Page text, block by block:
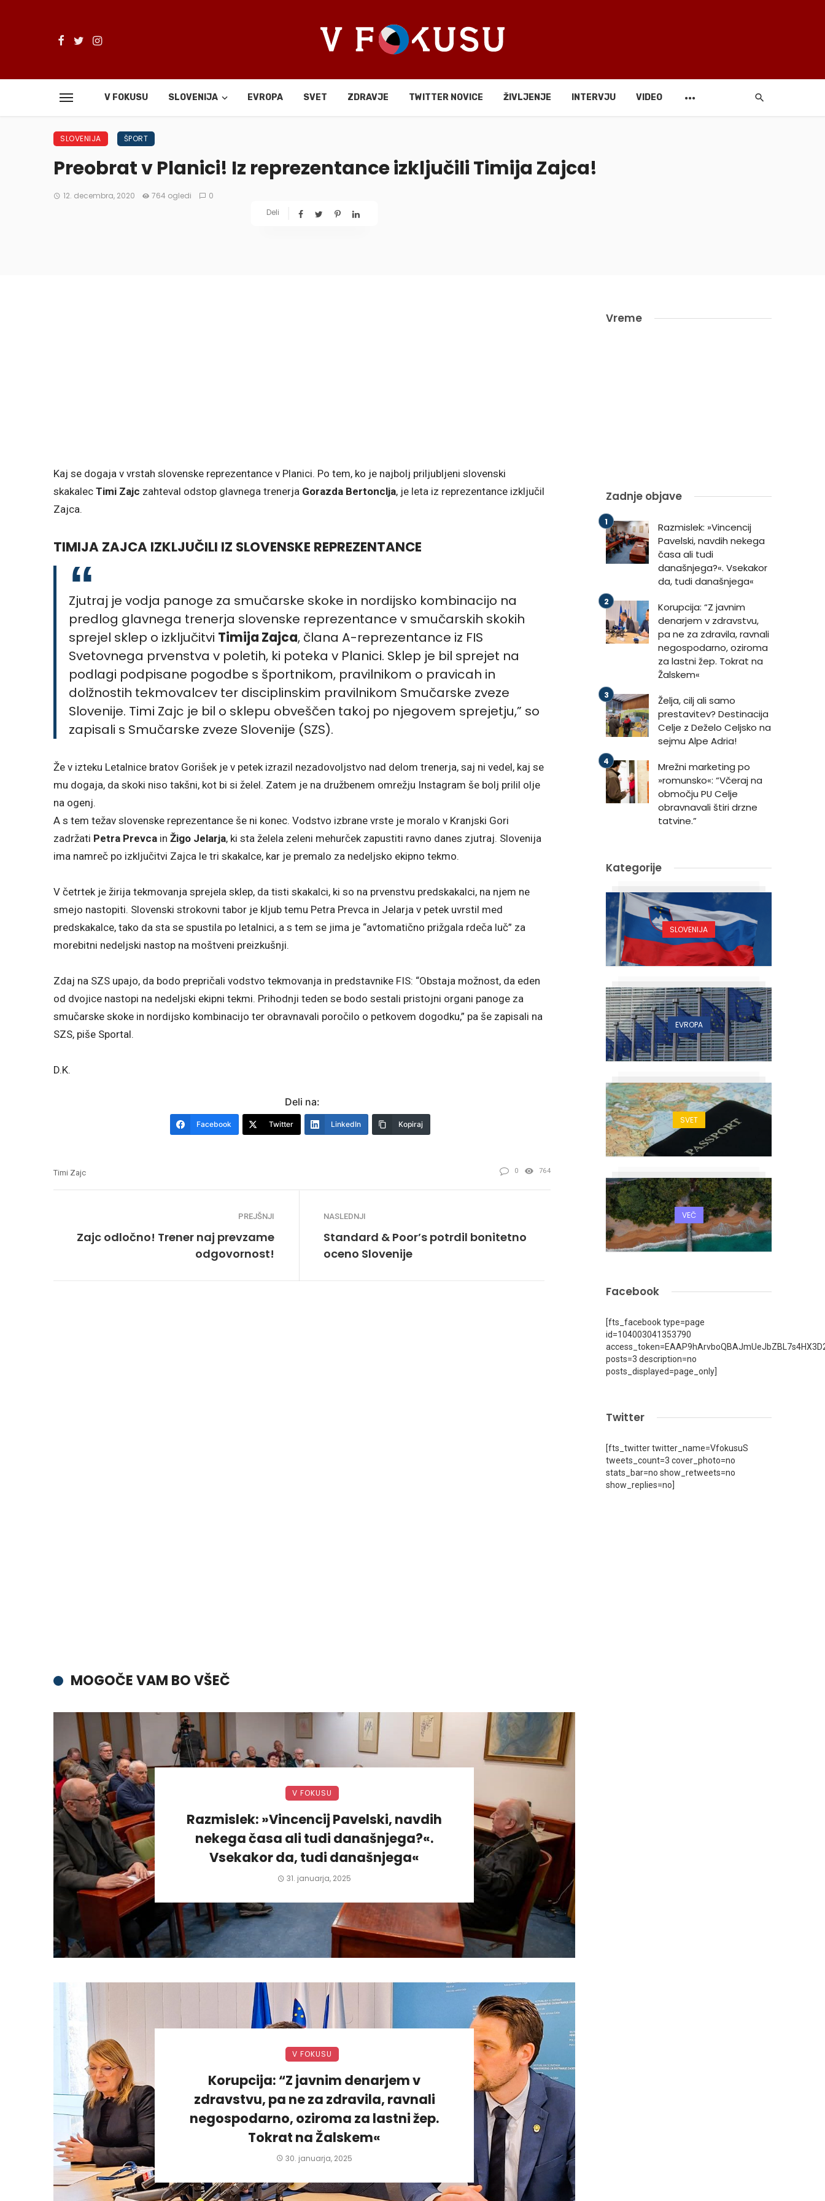
V FOKUSU SLOVENIJA EVROPA SVET ZDRAVJE TWITTER NOVICE ŽIVLJENJE INTERVJU VIDEO
SLOVENIJA ŠPORT
Preobrat v Planici! Iz reprezentance izključili Timija Zajca!
12. decembra, 2020 764 ogledi
0
Deli
Kaj se dogaja v vrstah slovenske reprezentance v Planici. Po tem, ko je najbolj priljubljeni slovenski
skakalec Timi Zajc zahteval odstop glavnega trenerja Gorazda Bertonclja, je leta iz reprezentance izključil
Zajca.
TIMIJA ZAJCA IZKLJUČILI IZ SLOVENSKE REPREZENTANCE
Zjutraj je vodja panoge za smučarske skoke in nordijsko kombinacijo na
predlog glavnega trenerja slovenske reprezentance v smučarskih skokih
sprejel sklep o izključitvi Timija Zajca, člana A-reprezentance iz FIS
Svetovnega prvenstva v poletih, ki poteka v Planici. Sklep je bil sprejet na
podlagi podpisane pogodbe s športnikom, pravilnikom o pravicah in
dolžnostih tekmovalcev ter disciplinskim pravilnikom Smučarske zveze
Slovenije. Timi Zajc je bil o sklepu obveščen takoj po njegovem sprejetju,” so
zapisali s Smučarske zveze Slovenije (SZS).
Že v izteku Letalnice bratov Gorišek je v petek izrazil nezadovoljstvo nad delom trenerja, saj ni vedel, kaj se
mu dogaja, da skoki niso takšni, kot bi si želel. Zatem je na družbenem omrežju Instagram še bolj prilil olje
na ogenj.
A s tem težav slovenske reprezentance še ni konec. Vodstvo izbrane vrste je moralo v Kranjski Gori
zadržati Petra Prevca in Žigo Jelarja, ki sta želela zeleni mehurček zapustiti ravno danes zjutraj. Slovenija
ima namreč po izključitvi Zajca le tri skakalce, kar je premalo za nedeljsko ekipno tekmo.
V četrtek je žirija tekmovanja sprejela sklep, da tisti skakalci, ki so na prvenstvu predskakalci, na njem ne
smejo nastopiti. Slovenski strokovni tabor je kljub temu Petra Prevca in Jelarja v petek uvrstil med
predskakalce, tako da sta se spustila po letalnici, a s tem se jima je “avtomatično prižgala rdeča luč” za
morebitni nedeljski nastop na moštveni preizkušnji.
Zdaj na SZS upajo, da bodo prepričali vodstvo tekmovanja in predstavnike FIS: “Obstaja možnost, da eden
od dvojice nastopi na nedeljski ekipni tekmi. Prihodnji teden se bodo sestali pristojni organi panoge za
smučarske skoke in nordijsko kombinacijo ter obravnavali poročilo o petkovem dogodku,” pa še zapisali na
SZS, piše Sportal.
D.K.
Deli na:
Facebook Twitter LinkedIn Kopiraj
Timi Zajc 0 764
PREJŠNJI
Zajc odločno! Trener naj prevzame
odgovornost!
NASLEDNJI
Standard & Poor’s potrdil bonitetno
oceno Slovenije
MOGOČE VAM BO VŠEČ
V FOKUSU
Razmislek: »Vincencij Pavelski, navdih
nekega časa ali tudi današnjega?«.
Vsekakor da, tudi današnjega«
31. januarja, 2025
V FOKUSU
Korupcija: “Z javnim denarjem v
zdravstvu, pa ne za zdravila, ravnali
negospodarno, oziroma za lastni žep.
Tokrat na Žalskem«
30. januarja, 2025
Vreme
Zadnje objave
Razmislek: »Vincencij
Pavelski, navdih nekega
časa ali tudi
današnjega?«. Vsekakor
da, tudi današnjega«
Korupcija: “Z javnim
denarjem v zdravstvu,
pa ne za zdravila, ravnali
negospodarno, oziroma
za lastni žep. Tokrat na
Žalskem«
Želja, cilj ali samo
prestavitev? Destinacija
Celje z Deželo Celjsko na
sejmu Alpe Adria!
Mrežni marketing po
»romunsko«: “Včeraj na
območju PU Celje
obravnavali štiri drzne
tatvine.”
Kategorije
SLOVENIJA
EVROPA
SVET
VEČ
Facebook
[fts_facebook type=page
id=104003041353790
posts=3 description=no
posts_displayed=page_only]
Twitter
[fts_twitter twitter_name=VfokusuS
tweets_count=3 cover_photo=no
stats_bar=no show_retweets=no
show_replies=no]